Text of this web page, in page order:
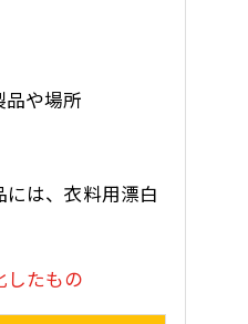
品や場所
は、衣料用漂白
したもの